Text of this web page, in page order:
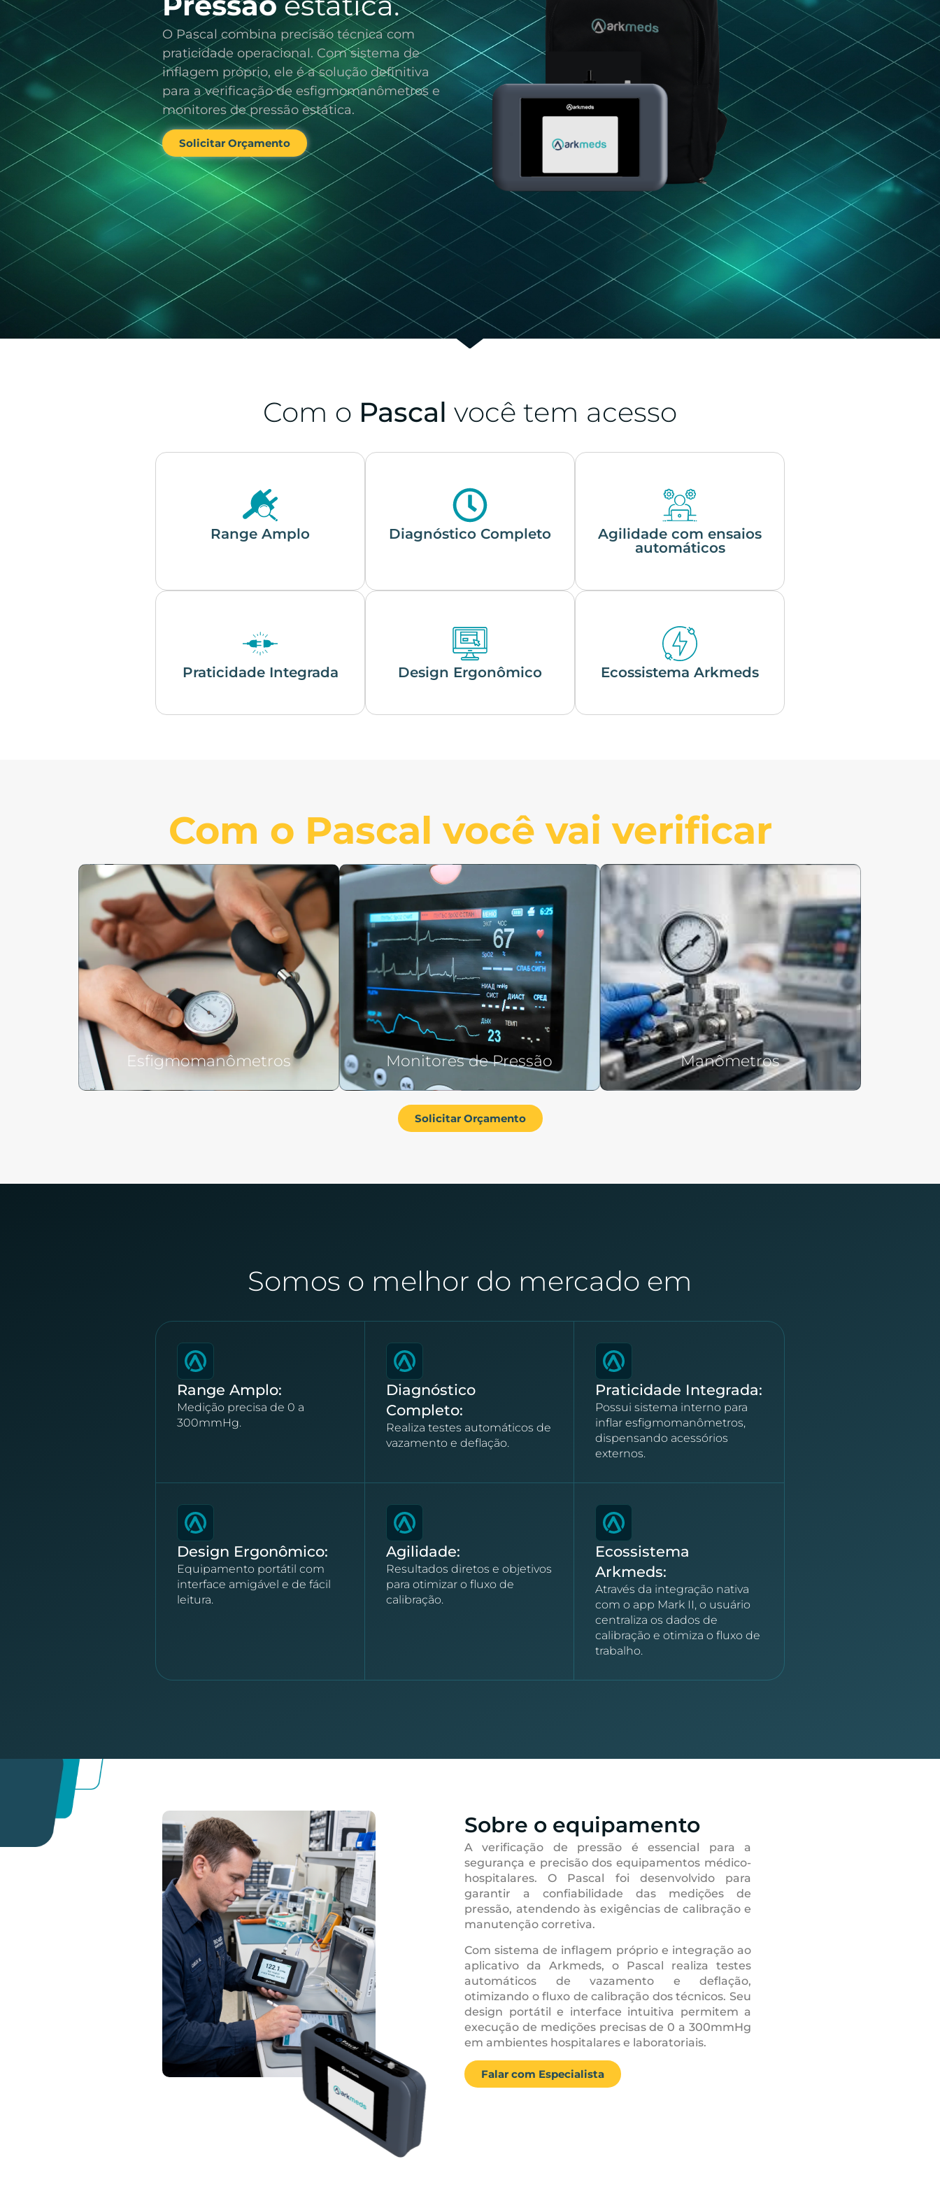
O Pascal combina precisão técnica com
praticidade operacional. Com sistema de
inflagem próprio, ele é a solução definitiva
para a verificação de esfigmomanômetros e
monitores de pressão estática.
Solicitar Orçamento
Com o Pascal você tem acesso
Range Amplo Diagnóstico Completo
Agilidade com ensaios
automáticos
Praticidade Integrada Design Ergonômico Ecossistema Arkmeds
Com o Pascal você vai verificar
Esfigmomanômetros Monitores de Pressão Manômetros
Solicitar Orçamento
Somos o melhor do mercado em
Range Amplo:
Medição precisa de 0 a
300mmHg.
Diagnóstico
Completo:
Realiza testes automáticos de
vazamento e deflação.
Praticidade Integrada:
Possui sistema interno para
inflar esfigmomanômetros,
dispensando acessórios
externos.
Design Ergonômico:
Equipamento portátil com
interface amigável e de fácil
leitura.
Agilidade:
Resultados diretos e objetivos
para otimizar o fluxo de
calibração.
Ecossistema
Arkmeds:
Através da integração nativa
com o app Mark II, o usuário
centraliza os dados de
calibração e otimiza o fluxo de
trabalho.
Sobre o equipamento
A verificação de pressão é essencial para a
segurança e precisão dos equipamentos médico-
hospitalares. O Pascal foi desenvolvido para
garantir a confiabilidade das medições de
pressão, atendendo às exigências de calibração e
manutenção corretiva.
Com sistema de inflagem próprio e integração ao
aplicativo da Arkmeds, o Pascal realiza testes
automáticos de vazamento e deflação,
otimizando o fluxo de calibração dos técnicos. Seu
design portátil e interface intuitiva permitem a
execução de medições precisas de 0 a 300mmHg
em ambientes hospitalares e laboratoriais.
Falar com Especialista